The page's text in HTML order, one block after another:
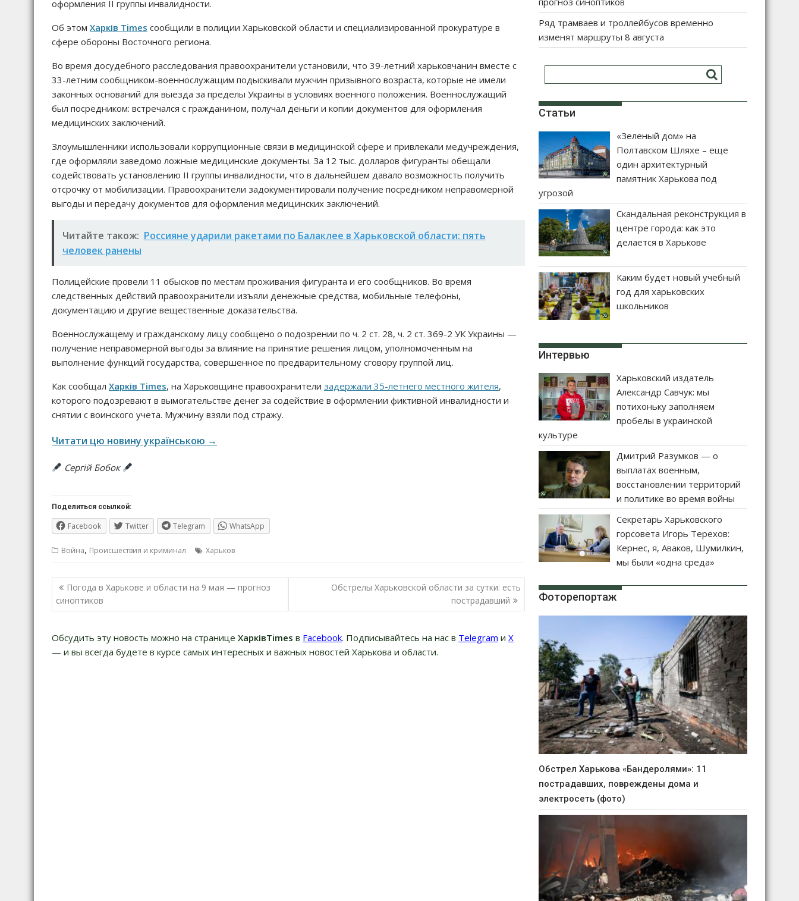
оформления II группы инвалидности.
Об этом Харків Times сообщили в полиции Харьковской области и специализированной прокуратуре в
сфере обороны Восточного региона.
Во время досудебного расследования правоохранители установили, что 39-летний харьковчанин вместе с
33-летним сообщником-военнослужащим подыскивали мужчин призывного возраста, которые не имели
законных оснований для выезда за пределы Украины в условиях военного положения. Военнослужащий
был посредником: встречался с гражданином, получал деньги и копии документов для оформления
медицинских заключений.
Злоумышленники использовали коррупционные связи в медицинской сфере и привлекали медучреждения,
где оформляли заведомо ложные медицинские документы. За 12 тыс. долларов фигуранты обещали
содействовать установлению II группы инвалидности, что в дальнейшем давало возможность получить
отсрочку от мобилизации. Правоохранители задокументировали получение посредником неправомерной
выгоды и передачу документов для оформления медицинских заключений.
Читайте також: Россияне ударили ракетами по Балаклее в Харьковской области: пять
человек ранены
Полицейские провели 11 обысков по местам проживания фигуранта и его сообщников. Во время
следственных действий правоохранители изъяли денежные средства, мобильные телефоны,
документацию и другие вещественные доказательства.
Военнослужащему и гражданскому лицу сообщено о подозрении по ч. 2 ст. 28, ч. 2 ст. 369-2 УК Украины —
получение неправомерной выгоды за влияние на принятие решения лицом, уполномоченным на
выполнение функций государства, совершенное по предварительному сговору группой лиц.
Как сообщал Харків Times, на Харьковщине правоохранители задержали 35-летнего местного жителя,
которого подозревают в вымогательстве денег за содействие в оформлении фиктивной инвалидности и
снятии с воинского учета. Мужчину взяли под стражу.
Читати цю новину українською →
Сергій Бобок
Поделиться ссылкой:
Facebook Twitter Telegram WhatsApp
Война, Происшествия и криминал Харьков
Навигация
по
записям
Погода в Харькове и области на 9 мая — прогноз
синоптиков
Обстрелы Харьковской области за сутки: есть
пострадавший
Обсудить эту новость можно на странице ХарківTimes в Facebook. Подписывайтесь на нас в Telegram и Х
— и вы всегда будете в курсе самых интересных и важных новостей Харькова и области.
Ряд трамваев и троллейбусов временно
изменят маршруты 8 августа
Статьи
«Зеленый дом» на
Полтавском Шляхе – еще
один архитектурный
памятник Харькова под
угрозой
Скандальная реконструкция в
центре города: как это
делается в Харькове
Каким будет новый учебный
год для харьковских
школьников
Интервью
Харьковский издатель
Александр Савчук: мы
потихоньку заполняем
пробелы в украинской
культуре
Дмитрий Разумков — о
выплатах военным,
восстановлении территорий
и политике во время войны
Секретарь Харьковского
горсовета Игорь Терехов:
Кернес, я, Аваков, Шумилкин,
мы были «одна среда»
Фоторепортаж
Обстрел Харькова «Бандеролями»: 11
пострадавших, повреждены дома и
электросеть (фото)